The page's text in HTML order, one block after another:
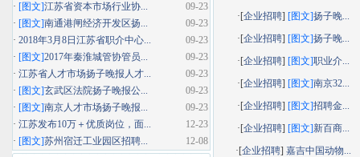
·[企业招聘] [图文]扬子晚...
·[企业招聘] [图文]扬子晚...
·[企业招聘] [图文]职业介...
·[企业招聘] [图文]南京32...
·[企业招聘] [图文]招聘金...
·[企业招聘] [图文]新百商...
·[企业招聘]嘉吉中国动物...
09-23
· [图文]江苏省资本市场行业协...
09-23
· [图文]南通港闸经济开发区扬...
09-23
· 2018年3月8日江苏省职介中心...
09-23
· [图文]2017年秦淮城管协管员...
09-23
· 江苏省人才市场扬子晚报人才...
09-23
· [图文]玄武区法院扬子晚报公...
09-23
· [图文]南京人才市场扬子晚报...
12-23
· 江苏发布10万＋优质岗位，面...
12-08
· [图文]苏州宿迁工业园区招聘...